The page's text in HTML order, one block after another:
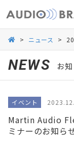
> ニュース >
NEWS お
イベント
Martin Audio
ミナーのお知ら